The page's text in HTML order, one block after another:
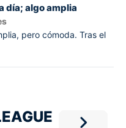
día; algo amplia
pero cómoda. Tras el